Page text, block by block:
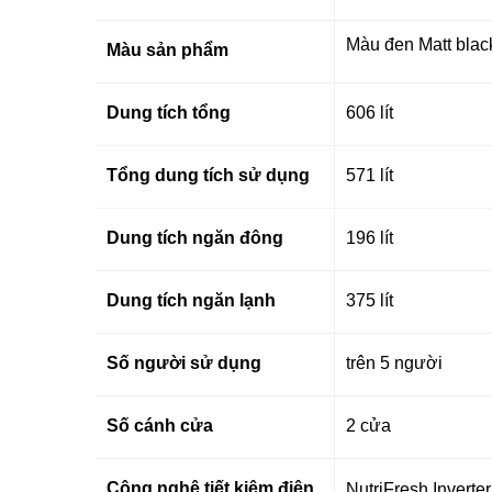
Màu sản phẩm Màu đen Matt
Dung tích tổng 606 lít
Tổng dung tích sử dụng 571 lít
Dung tích ngăn đông 196 lít
Dung tích ngăn lạnh 375 lít
Số người sử dụng trên 5 người
Số cánh cửa 2 cửa
Công nghệ tiết kiệm điện